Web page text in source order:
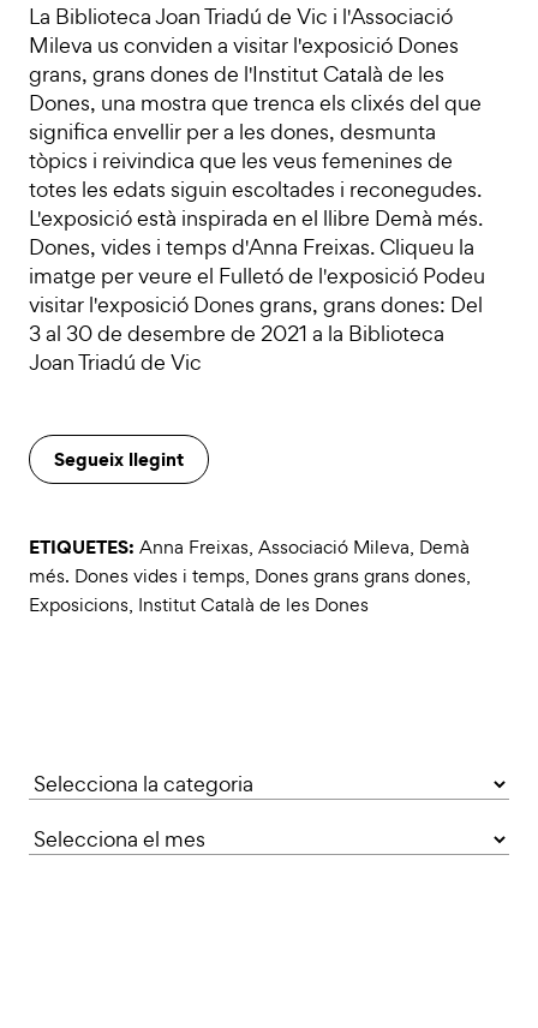
La Biblioteca Joan Triadú de Vic i l'Associació
Mileva us conviden a visitar l'exposició Dones
grans, grans dones de l'Institut Català de les
Dones, una mostra que trenca els clixés del que
significa envellir per a les dones, desmunta
tòpics i reivindica que les veus femenines de
totes les edats siguin escoltades i reconegudes.
L'exposició està inspirada en el llibre Demà més.
Dones, vides i temps d'Anna Freixas. Cliqueu la
imatge per veure el Fulletó de l'exposició Podeu
visitar l'exposició Dones grans, grans dones: Del
3 al 30 de desembre de 2021 a la Biblioteca
Joan Triadú de Vic
Segueix llegint
ETIQUETES: Anna Freixas, Associació Mileva, Demà
més. Dones vides i temps, Dones grans grans dones,
Exposicions, Institut Català de les Dones
Categories